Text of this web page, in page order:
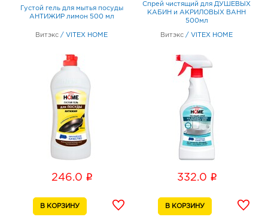
Густой гель для мытья посуды
АНТИЖИР лимон 500 мл
Витэкс / VITEX HOME
246.0 i
Спрей чистящий для ДУШЕВЫХ
КАБИН и АКРИЛОВЫХ ВАНН
500мл
Витэкс / VITEX HOME
332.0 i